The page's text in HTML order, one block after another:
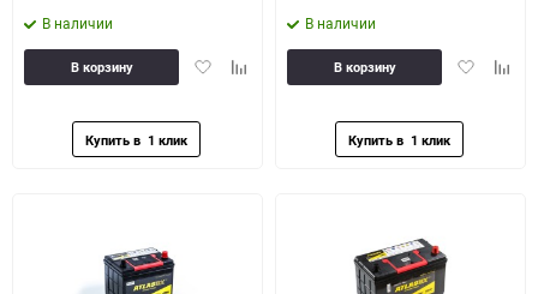
В наличии
ДобавитьДобавить
В корзину
В наличии
Добавить
В корзину